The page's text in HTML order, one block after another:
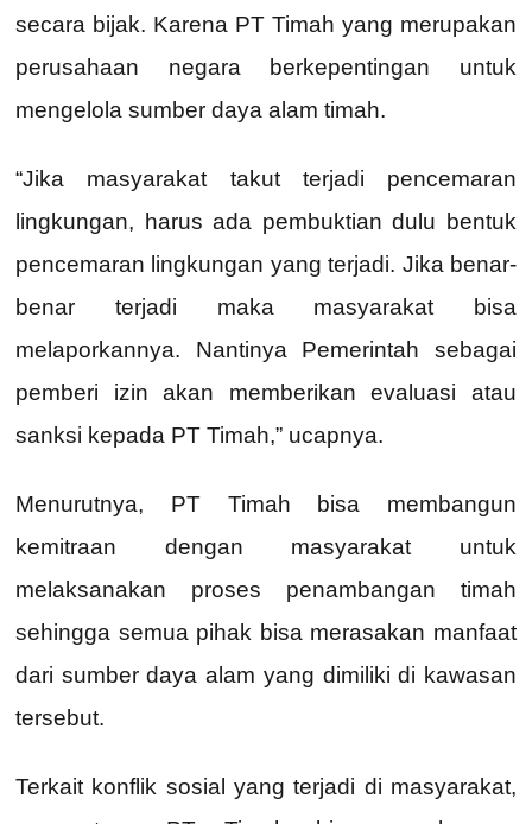
secara bijak. Karena PT Timah yang merupakan
perusahaan negara berkepentingan untuk
mengelola sumber daya alam timah.
“Jika masyarakat takut terjadi pencemaran
lingkungan, harus ada pembuktian dulu bentuk
pencemaran lingkungan yang terjadi. Jika benar-
benar terjadi maka masyarakat bisa
melaporkannya. Nantinya Pemerintah sebagai
pemberi izin akan memberikan evaluasi atau
sanksi kepada PT Timah,” ucapnya.
Menurutnya, PT Timah bisa membangun
kemitraan dengan masyarakat untuk
melaksanakan proses penambangan timah
sehingga semua pihak bisa merasakan manfaat
dari sumber daya alam yang dimiliki di kawasan
tersebut.
Terkait konflik sosial yang terjadi di masyarakat,